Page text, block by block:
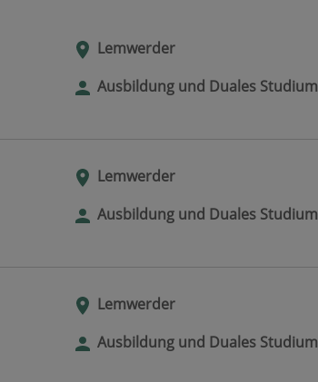
Lemwerder
Ausbildung und Duales Studium
Lemwerder
Ausbildung und Duales Studium
Lemwerder
Ausbildung und Duales Studium